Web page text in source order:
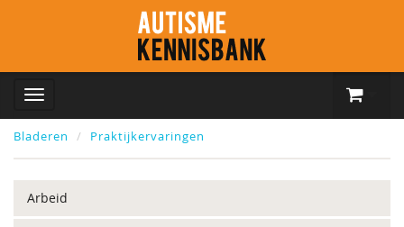
Bladeren Praktijkervaringen
Arbeid